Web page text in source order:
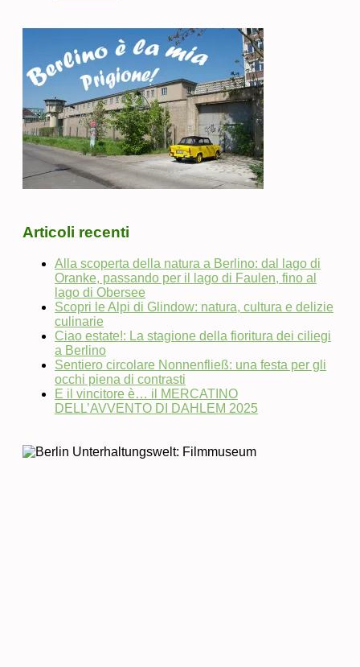
Articoli recenti
Alla scoperta della natura a Berlino: dal lago di
Oranke, passando per il lago di Faulen, fino al
lago di Obersee
Scopri le Alpi di Glindow: natura, cultura e delizie
culinarie
Ciao estate!: La stagione della fioritura dei ciliegi
a Berlino
Sentiero circolare Nonnenfließ: una festa per gli
occhi piena di contrasti
E il vincitore è… il MERCATINO
DELL’AVVENTO DI DAHLEM 2025